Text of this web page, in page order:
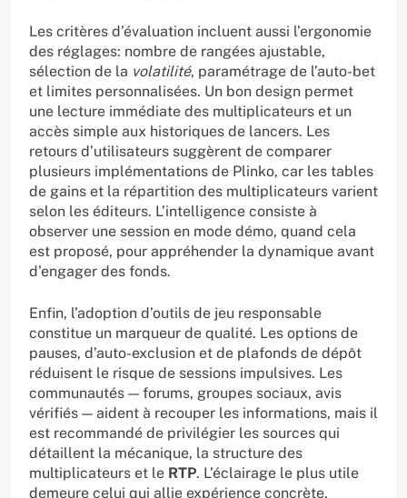
Les critères d’évaluation incluent aussi l’ergonomie
des réglages: nombre de rangées ajustable,
sélection de la volatilité, paramétrage de l’auto-bet
et limites personnalisées. Un bon design permet
une lecture immédiate des multiplicateurs et un
accès simple aux historiques de lancers. Les
retours d’utilisateurs suggèrent de comparer
plusieurs implémentations de Plinko, car les tables
de gains et la répartition des multiplicateurs varient
selon les éditeurs. L’intelligence consiste à
observer une session en mode démo, quand cela
est proposé, pour appréhender la dynamique avant
d’engager des fonds.
Enfin, l’adoption d’outils de jeu responsable
constitue un marqueur de qualité. Les options de
pauses, d’auto-exclusion et de plafonds de dépôt
réduisent le risque de sessions impulsives. Les
communautés — forums, groupes sociaux, avis
vérifiés — aident à recouper les informations, mais il
est recommandé de privilégier les sources qui
détaillent la mécanique, la structure des
multiplicateurs et le RTP. L’éclairage le plus utile
demeure celui qui allie expérience concrète,